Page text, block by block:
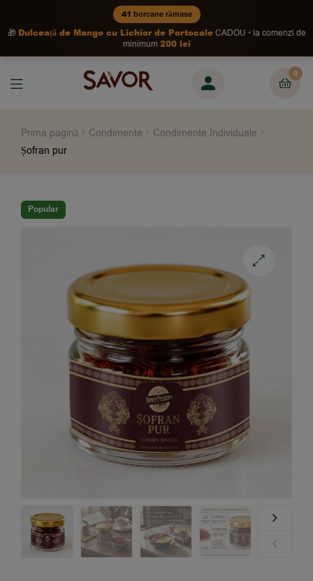
41 borcane rămase
🎁 Dulceață de Mango cu Lichior de PortocaleCADOU
la comenzi de
minimum200 lei
0
Prima pagină Condimente
Condimente Individuale
Șofran pur
Popular